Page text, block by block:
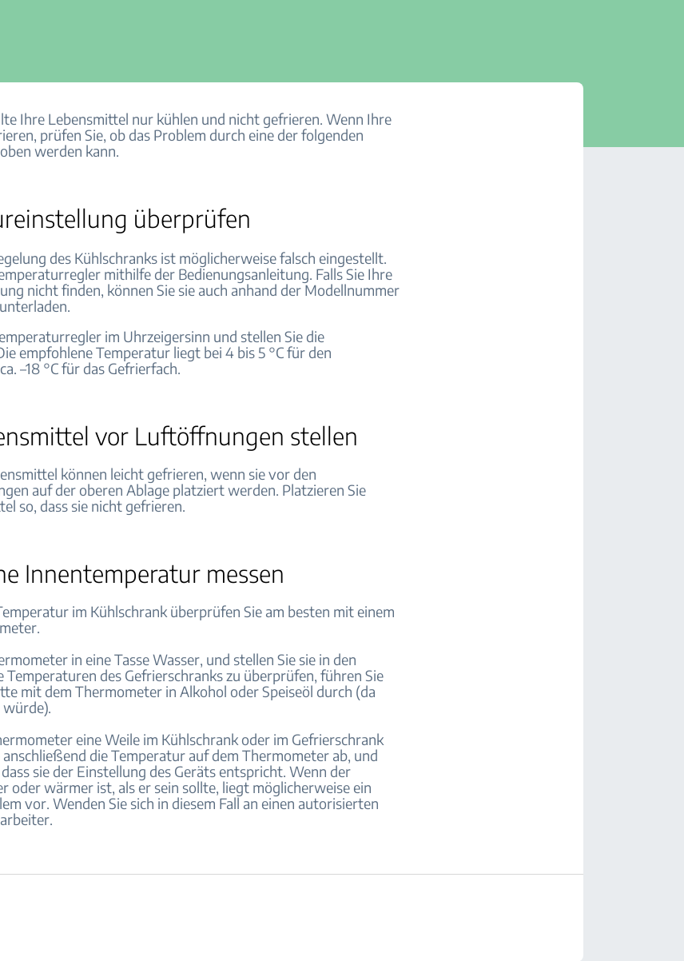
Ihre Lebensmittel nur kühlen und nicht gefrieren. Wenn Ihre
prüfen Sie, ob das Problem durch eine der folgenden
werden kann.
überprüfen
des Kühlschranks ist möglicherweise falsch eingestellt.
mithilfe der Bedienungsanleitung. Falls Sie Ihre
nicht finden, können Sie sie auch anhand der Modellnummer
im Uhrzeigersinn und stellen Sie die
empfohlene Temperatur liegt bei 4 bis 5 °C für den
–18 °C für das Gefrierfach.
vor Luftöffnungen stellen
können leicht gefrieren, wenn sie vor den
auf der oberen Ablage platziert werden. Platzieren Sie
so, dass sie nicht gefrieren.
Innentemperatur messen
im Kühlschrank überprüfen Sie am besten mit einem
in eine Tasse Wasser, und stellen Sie sie in den
Temperaturen des Gefrierschranks zu überprüfen, führen Sie
mit dem Thermometer in Alkohol oder Speiseöl durch (da
eine Weile im Kühlschrank oder im Gefrierschrank
anschließend die Temperatur auf dem Thermometer ab, und
sie der Einstellung des Geräts entspricht. Wenn der
oder wärmer ist, als er sein sollte, liegt möglicherweise ein
vor. Wenden Sie sich in diesem Fall an einen autorisierten